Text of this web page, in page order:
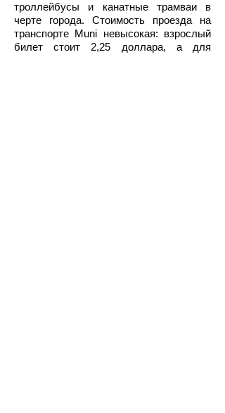
троллейбусы и канатные трамваи в
черте города. Стоимость проезда на
транспорте Muni невысокая: взрослый
билет стоит 2,25 доллара, а для